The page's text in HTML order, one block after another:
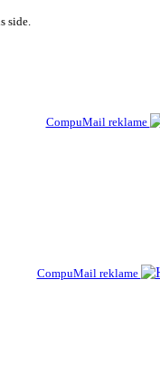
side.
CompuMail reklame
CompuMail reklame